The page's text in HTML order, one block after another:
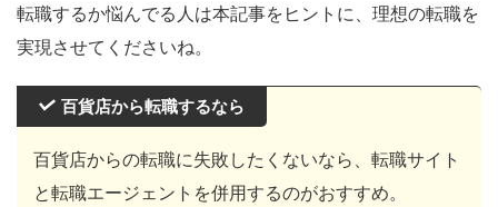
転職するか悩んでる人は本記事をヒントに、理想の転職を
実現させてくださいね。
百貨店から転職するなら
百貨店からの転職に失敗したくないなら、転職サイト
と転職エージェントを併用するのがおすすめ。